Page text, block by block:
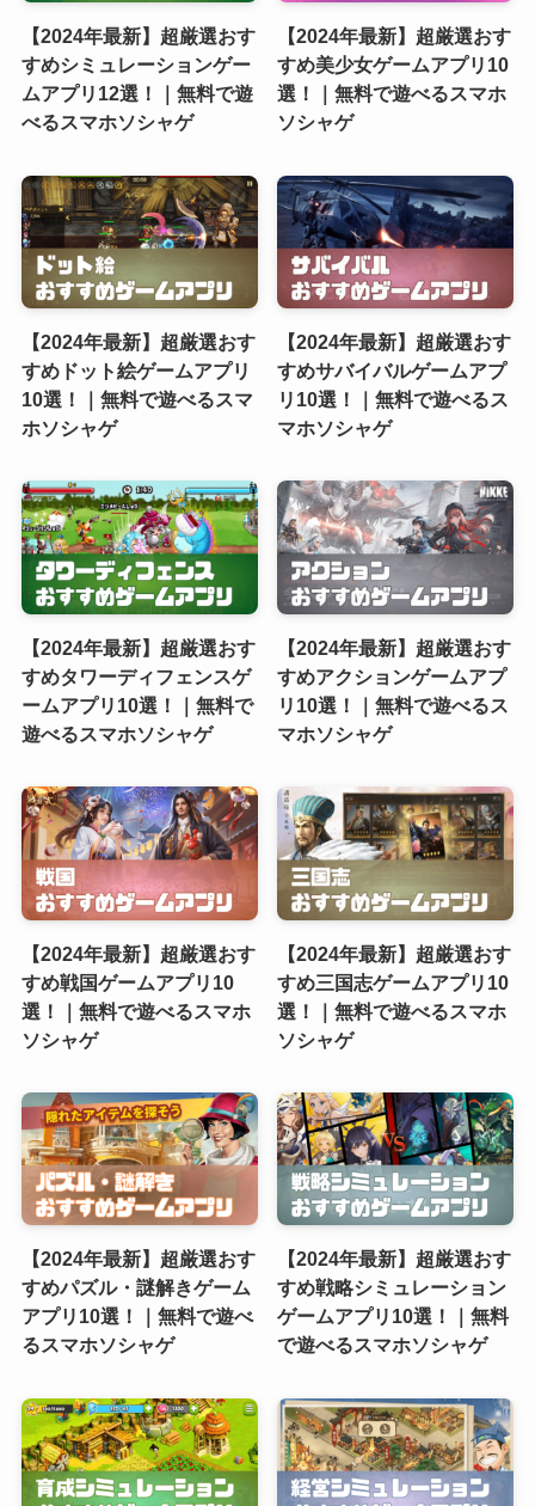
【2024年最新】超厳選おす
すめシミュレーションゲー
ムアプリ12選！｜無料で遊
べるスマホソシャゲ
【2024年最新】超厳選おす
すめ美少女ゲームアプリ10
選！｜無料で遊べるスマホ
ソシャゲ
【2024年最新】超厳選おす
すめドット絵ゲームアプリ
10選！｜無料で遊べるスマ
ホソシャゲ
【2024年最新】超厳選おす
すめサバイバルゲームアプ
リ10選！｜無料で遊べるス
マホソシャゲ
【2024年最新】超厳選おす
すめタワーディフェンスゲ
ームアプリ10選！｜無料で
遊べるスマホソシャゲ
【2024年最新】超厳選おす
すめアクションゲームアプ
リ10選！｜無料で遊べるス
マホソシャゲ
【2024年最新】超厳選おす
すめ戦国ゲームアプリ10
選！｜無料で遊べるスマホ
ソシャゲ
【2024年最新】超厳選おす
すめ三国志ゲームアプリ10
選！｜無料で遊べるスマホ
ソシャゲ
【2024年最新】超厳選おす
すめパズル・謎解きゲーム
アプリ10選！｜無料で遊べ
るスマホソシャゲ
【2024年最新】超厳選おす
すめ戦略シミュレーション
ゲームアプリ10選！｜無料
で遊べるスマホソシャゲ